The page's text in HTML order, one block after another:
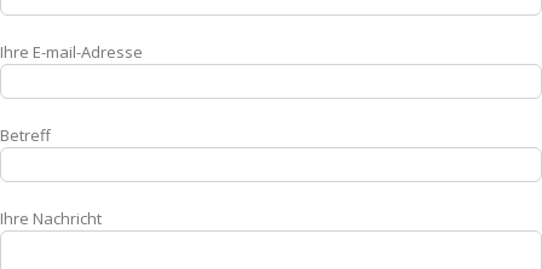
Ihre E-mail-Adresse
Betreff
Ihre Nachricht